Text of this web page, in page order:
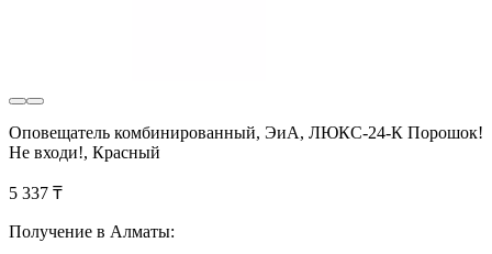
Оповещатель комбинированный, ЭиА, ЛЮКС-24-К Порошок!
Не входи!, Красный
5 337 ₸
Получение в Алматы: